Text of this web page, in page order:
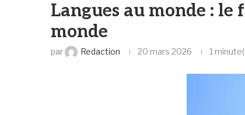
Langues au monde :
monde
par Redaction 20 mars 2026 1